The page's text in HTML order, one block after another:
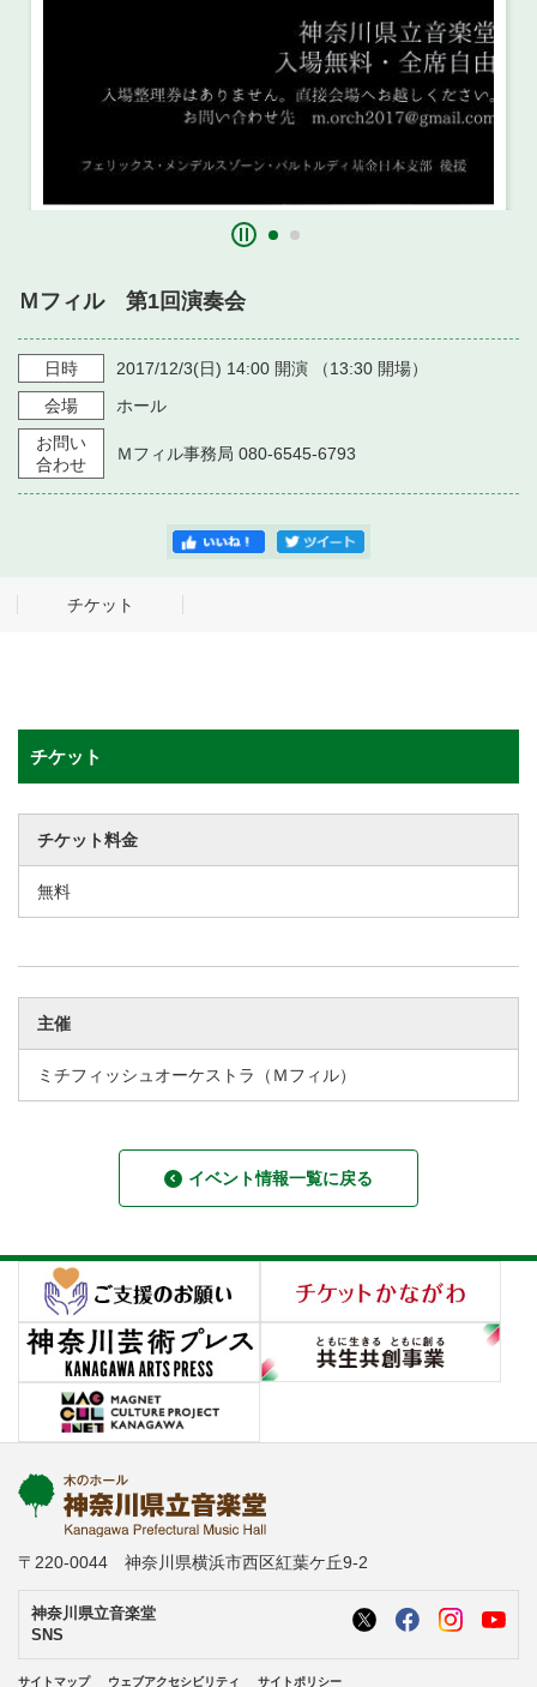
Ｍフィル 第1回演奏会
日時 2017/12/3(日) 14:00 開演 （13:30 開場）
会場
ホール
お問い
合わせ
Ｍフィル事務局 080-6545-6793
チケット
チケット
チケット料金
無料
主催
ミチフィッシュオーケストラ（Ｍフィル）
イベント情報一覧に戻る
〒220-0044 神奈川県横浜市西区紅葉ケ丘9-2
神奈川県立音楽堂
SNS
サイトマップ ウェブアクセシビリティ サイトポリシー